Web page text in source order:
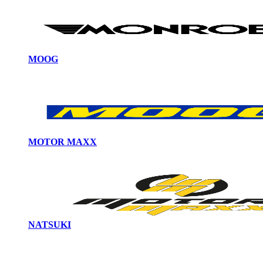
MOOG
MOTOR MAXX
NATSUKI